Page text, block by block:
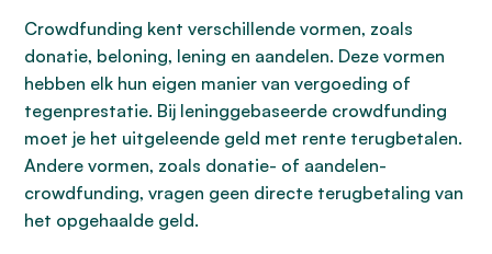
Crowdfunding kent verschillende vormen, zoals
donatie, beloning, lening en aandelen. Deze vormen
hebben elk hun eigen manier van vergoeding of
tegenprestatie. Bij leninggebaseerde crowdfunding
moet je het uitgeleende geld met rente terugbetalen.
Andere vormen, zoals donatie- of aandelen-
crowdfunding, vragen geen directe terugbetaling van
het opgehaalde geld.